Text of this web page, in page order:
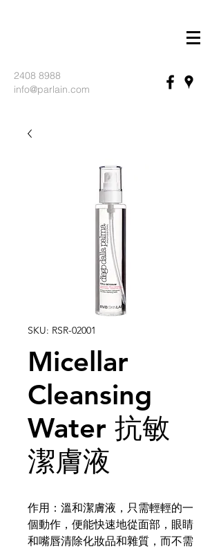
2408 8988
info@parlain.com
SKU: RSR-02001
Micellar
Cleansing
Water 抗敏
潔膚液
作用：溫和潔膚液，只需輕輕的一
個動作，便能快速地從面部，眼睛
和嘴唇清除化妝品和雜質，而不需